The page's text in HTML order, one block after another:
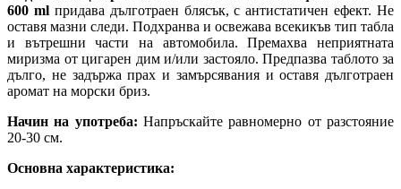
600 mlпридава дълготраен блясък, с антистатичен ефект. Не
оставя мазни следи. Подхранва и освежава всекикъв тип табла
и вътрешни части на автомобила.Премахва неприятната
миризма от цигарен дим и/или застояло. Предпазва таблото за
дълго, не задържа прах и замърсявания и оставя дълготраен
аромат на морски бриз.
Начин на употреба: Напръскайте равномерно от разстояние
20-30 см.
Основна характеристика: